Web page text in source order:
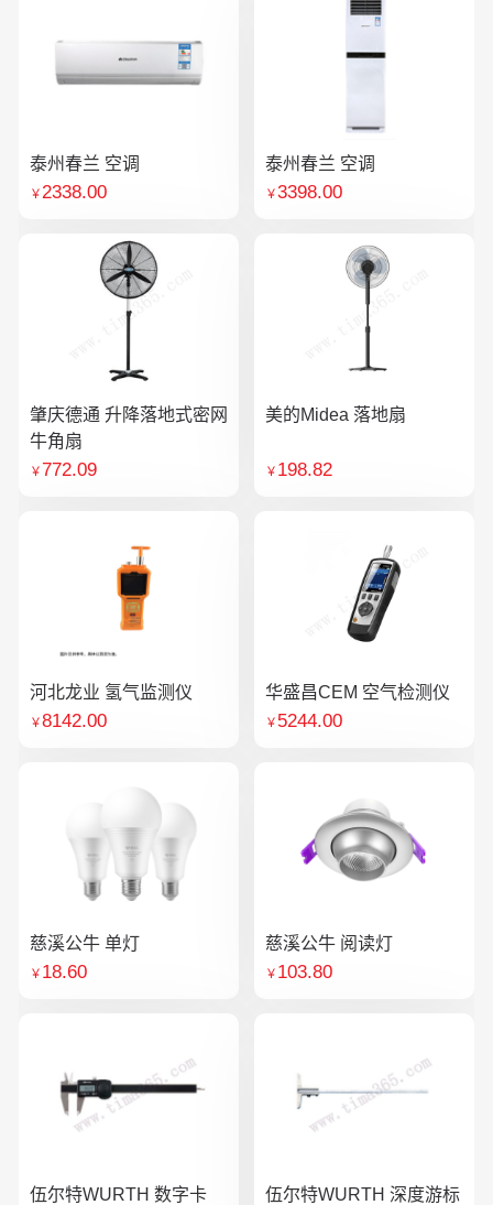
泰州春兰 空调
￥2338.00
泰州春兰 空调
￥3398.00
肇庆德通 升降落地式密网
牛角扇
￥772.09
美的Midea 落地扇
￥ 198.82
河北龙业 氢气监测仪
￥8142.00
华盛昌CEM 空气检测仪
￥ 5244.00
慈溪公牛 单灯
￥ 18.60
慈溪公牛 阅读灯
￥ 103.80
伍尔特WURTH 数字卡
伍尔特WURTH 深度游标